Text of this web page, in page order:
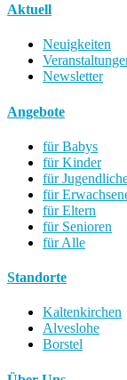
Aktuell
Neuigkeiten
Newsletter
Angebote
für Babys
für Kinder
für
für
für Eltern
für Senioren
für Alle
Standorte
Kaltenkirchen
Alveslohe
Borstel